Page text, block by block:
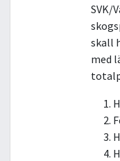
SVK/
skall
med